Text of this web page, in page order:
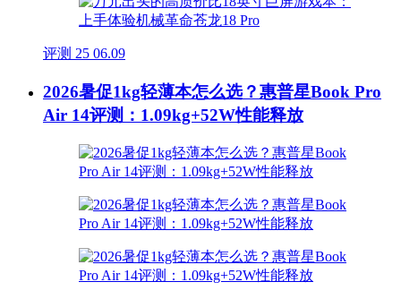
评测 25 06.09
2026暑促1kg轻薄本怎么选？惠普星Book Pro
Air 14评测：1.09kg+52W性能释放